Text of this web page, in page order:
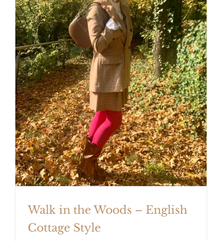
Walk in the Woods – English
Cottage Style
Walk in the Woods – English
Cottage Style